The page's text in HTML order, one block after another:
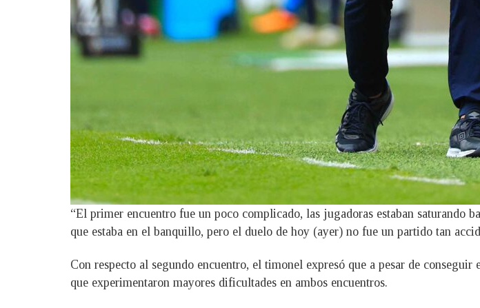
“El primer encuentro fue un poco complicado, las jugadoras estaban
que estaba en el banquillo, pero el duelo de hoy (ayer) no fue un partido tan
Con respecto al segundo encuentro, el timonel expresó que a pesar de
que experimentaron mayores dificultades en ambos encuentros.